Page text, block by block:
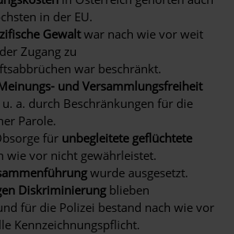
in der EU.
Gewaltwar nach wie vor weit
Zugang zu
war beschränkt.
und Versammlungsfreiheit
a. durch Beschränkungen für die
Parole.
für unbegleitete geflüchtete
wie vor nicht gewährleistet.
wurde ausgesetzt.
Diskriminierung blieben
für die Polizei bestand nach wie vor
Kennzeichnungspflicht.